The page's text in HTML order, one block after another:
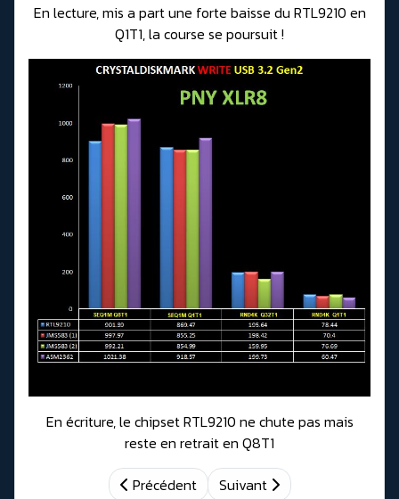
En lecture, mis a part une forte baisse du RTL9210 en
Q1T1, la course se poursuit !
En écriture, le chipset RTL9210 ne chute pas mais
reste en retrait en Q8T1
Précédent
Suivant